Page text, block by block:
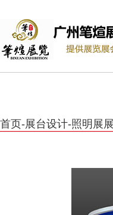
首页-展台设计-照明展